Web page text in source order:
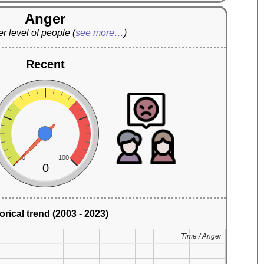
Anger
level of people(see more…)
Recent
0 100
0
trend (2003 - 2023)
Time / Anger
Time / Anger